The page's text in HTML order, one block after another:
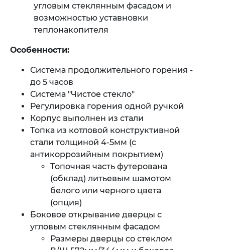
угловым стеклянным фасадом и
возможностью уставновки
теплонакопителя
Особенности:
Система продолжительного горения -
до 5 часов
Система "Чистое стекло"
Регулировка горения одной ручкой
Корпус выполнен из стали
Топка из котловой конструктивной
стали толщиной 4-5мм (с
антикоррозийным покрытием)
Топочная часть футерована
(обклад) литьевым шамотом
белого или черного цвета
(опция)
Боковое открывание дверцы с
угловым стеклянным фасадом
Размеры дверцы со стеклом